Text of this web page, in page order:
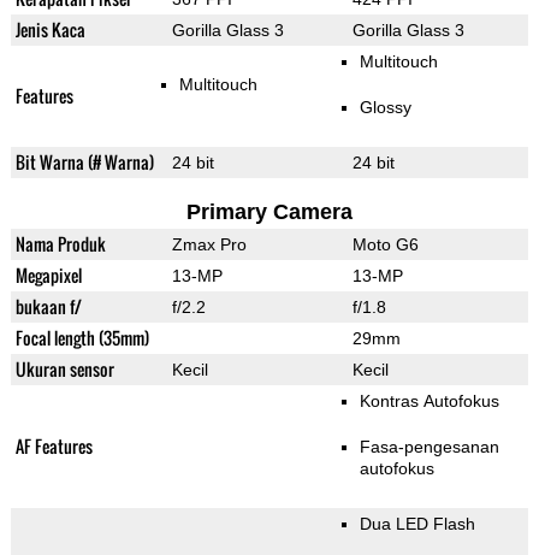
Jenis Kaca Gorilla Glass 3 Gorilla Glass 3
Features Multitouch
Multitouch
Glossy
Bit Warna (# Warna) 24 bit 24 bit
Primary Camera
Nama Produk Zmax Pro Moto G6
Megapixel 13-MP 13-MP
bukaan f/ f/2.2 f/1.8
Focal length (35mm) 29mm
Ukuran sensor Kecil Kecil
AF Features
Kontras Autofokus
Fasa-pengesanan
autofokus
Dua LED Flash